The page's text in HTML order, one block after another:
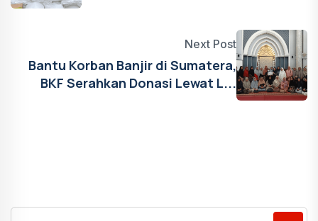
Next Post
Bantu Korban Banjir di Sumatera,
BKF Serahkan Donasi Lewat L...